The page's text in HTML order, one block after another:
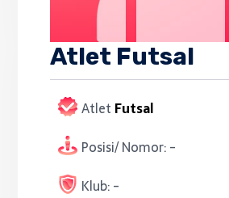
Atlet Futsal
Atlet Futsal
Posisi/ Nomor:-
Klub:-